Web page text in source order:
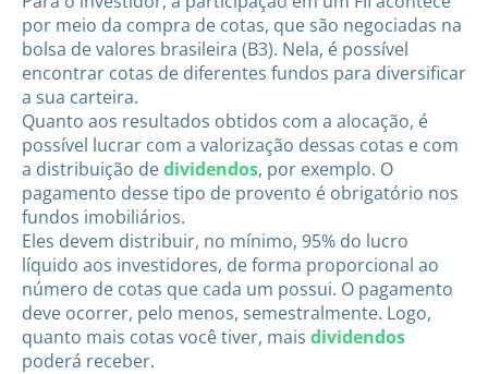
por meio da compra de cotas, que são negociadas na
bolsa de valores brasileira (B3). Nela, é possível
encontrar cotas de diferentes fundos para diversificar
a sua carteira.
Quanto aos resultados obtidos com a alocação, é
possível lucrar com a valorização dessas cotas e com
a distribuição dedividendos, por exemplo. O
pagamento desse tipo de provento é obrigatório nos
fundos imobiliários.
Eles devem distribuir, no mínimo, 95% do lucro
líquido aos investidores, de forma proporcional ao
número de cotas que cada um possui. O pagamento
deve ocorrer, pelo menos, semestralmente. Logo,
quanto mais cotas você tiver, mais dividendos
poderá receber.